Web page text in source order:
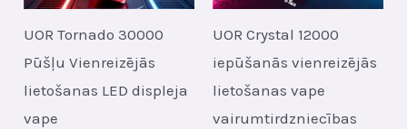
UOR Tornado 30000
Pūšļu Vienreizējās
lietošanas LED displeja
vape
UOR Crystal 12000
iepūšanās vienreizējās
lietošanas vape
vairumtirdzniecības